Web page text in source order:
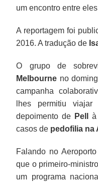
um encontro entre
A reportagem foi
2016. A tradução de
O grupo de
Melbourne no
campanha
lhes permitiu
depoimento de Pell
à
casos de pedofilia na
Falando no
que o primeiro-
um programa